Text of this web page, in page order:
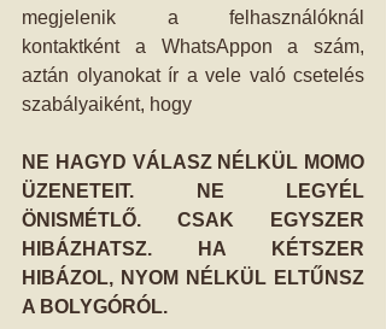
megjelenik a felhasználóknál
kontaktként a WhatsAppon a szám,
aztán olyanokat ír a vele való csetelés
szabályaiként, hogy
NE HAGYD VÁLASZ NÉLKÜL MOMO
ÜZENETEIT. NE LEGYÉL
ÖNISMÉTLŐ. CSAK EGYSZER
HIBÁZHATSZ. HA KÉTSZER
HIBÁZOL, NYOM NÉLKÜL ELTŰNSZ
A BOLYGÓRÓL.